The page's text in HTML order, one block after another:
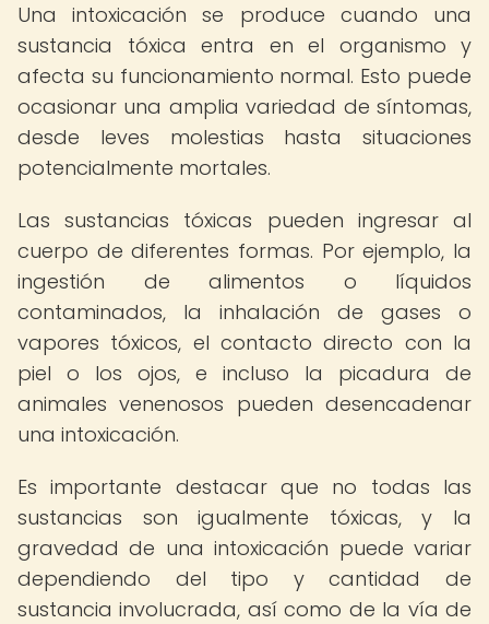
Una intoxicación se produce cuando una
sustancia tóxica entra en el organismo y
afecta su funcionamiento normal. Esto puede
ocasionar una amplia variedad de síntomas,
desde leves molestias hasta situaciones
potencialmente mortales.
Las sustancias tóxicas pueden ingresar al
cuerpo de diferentes formas. Por ejemplo, la
ingestión de alimentos o líquidos
contaminados, la inhalación de gases o
vapores tóxicos, el contacto directo con la
piel o los ojos, e incluso la picadura de
animales venenosos pueden desencadenar
una intoxicación.
Es importante destacar que no todas las
sustancias son igualmente tóxicas, y la
gravedad de una intoxicación puede variar
dependiendo del tipo y cantidad de
sustancia involucrada, así como de la vía de